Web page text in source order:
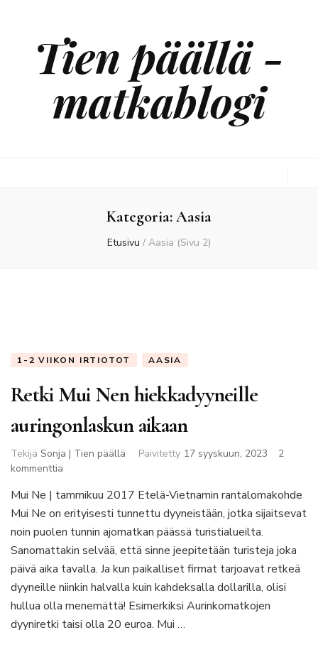
Tien päällä -
matkablogi
Kategoria:Aasia
Etusivu / Aasia (Sivu 2)
1-2 VIIKON IRTIOTOT AASIA
Retki Mui Nen hiekkadyyneille
auringonlaskun aikaan
Tekijä Sonja | Tien päällä Päivitetty 17 syyskuun, 2023
2
kommenttia
Mui
Nen
hiekkadyyneille
auringonlaskun
aikaan
Mui Ne | tammikuu 2017 Etelä-Vietnamin rantalomakohde
Mui Ne on erityisesti tunnettu dyyneistään, jotka sijaitsevat
noin puolen tunnin ajomatkan päässä turistialueilta.
Sanomattakin selvää, että sinne jeepitetään turisteja joka
päivä aika tavalla. Ja kun paikalliset firmat tarjoavat retkeä
dyyneille niinkin halvalla kuin kahdeksalla dollarilla, olisi
hullua olla menemättä! Esimerkiksi Aurinkomatkojen
dyyniretki taisi olla 20 euroa. Mui …